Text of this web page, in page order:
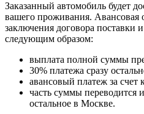
Заказанный автомобиль будет
вашего проживания. Авансовая
заключения договора поставки
следующим образом:
выплата полной суммы
30% платежа сразу
авансовый платеж за счет
часть суммы переводится
остальное в Москве.